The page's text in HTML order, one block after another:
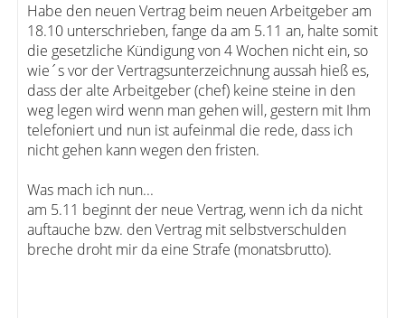
Habe den neuen Vertrag beim neuen Arbeitgeber am
18.10 unterschrieben, fange da am 5.11 an, halte somit
die gesetzliche Kündigung von 4 Wochen nicht ein, so
wie´s vor der Vertragsunterzeichnung aussah hieß es,
dass der alte Arbeitgeber (chef) keine steine in den
weg legen wird wenn man gehen will, gestern mit Ihm
telefoniert und nun ist aufeinmal die rede, dass ich
nicht gehen kann wegen den fristen.
Was mach ich nun...
am 5.11 beginnt der neue Vertrag, wenn ich da nicht
auftauche bzw. den Vertrag mit selbstverschulden
breche droht mir da eine Strafe (monatsbrutto).